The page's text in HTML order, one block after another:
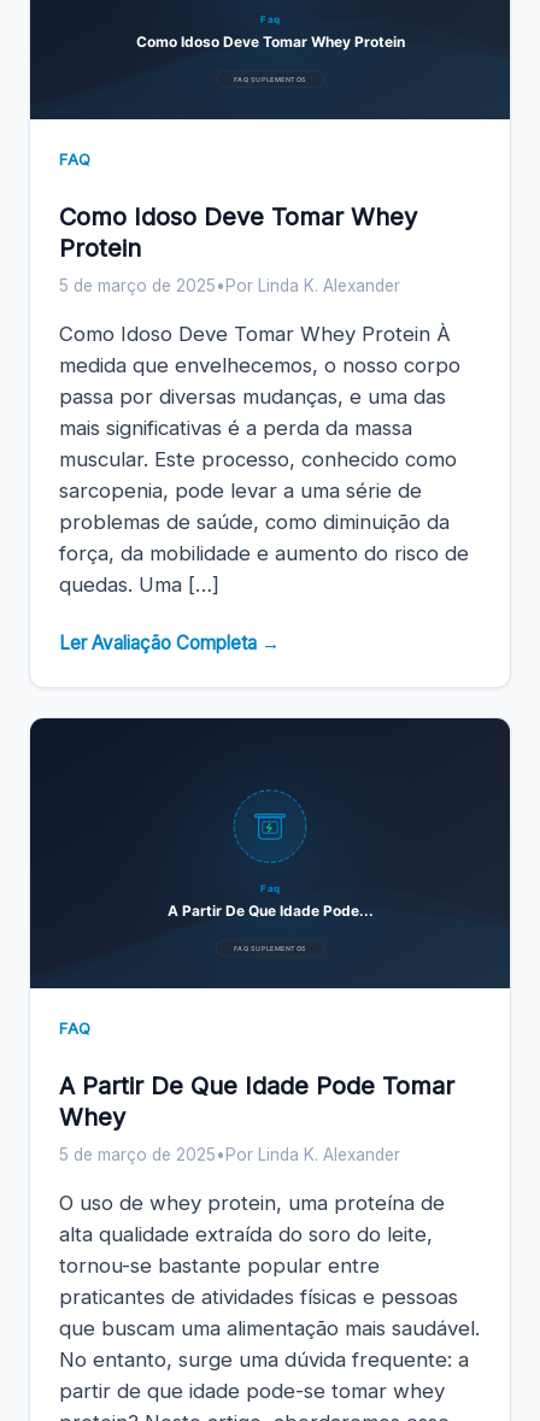
Faq
Como Idoso Deve Tomar Whey Protein
FAQ SUPLEMENTOS
FAQ
Como Idoso Deve Tomar Whey
Protein
5 de março de 2025• Por Linda K. Alexander
Como Idoso Deve Tomar Whey Protein À
medida que envelhecemos, o nosso corpo
passa por diversas mudanças, e uma das
mais significativas é a perda da massa
muscular. Este processo, conhecido como
sarcopenia, pode levar a uma série de
problemas de saúde, como diminuição da
força, da mobilidade e aumento do risco de
quedas. Uma […]
Ler Avaliação Completa →
Faq
A Partir De Que Idade Pode...
FAQ SUPLEMENTOS
FAQ
A Partir De Que Idade Pode Tomar
Whey
5 de março de 2025•Por Linda K. Alexander
O uso de whey protein, uma proteína de
alta qualidade extraída do soro do leite,
tornou-se bastante popular entre
praticantes de atividades físicas e pessoas
que buscam uma alimentação mais saudável.
No entanto, surge uma dúvida frequente: a
partir de que idade pode-se tomar whey